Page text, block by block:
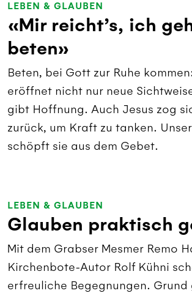
LEBEN & GLAUBEN
«Mir reicht’s, ich
beten»
Beten, bei Gott zur Ruhe
eröffnet nicht nur neue
gibt Hoffnung. Auch Jesus zog
zurück, um Kraft zu tanken.
schöpft sie aus dem Gebet.
LEBEN & GLAUBEN
Glauben praktisch
Mit dem Grabser Mesmer Remo
Kirchenbote-Autor Rolf Kühni
erfreuliche Begegnungen. Grund